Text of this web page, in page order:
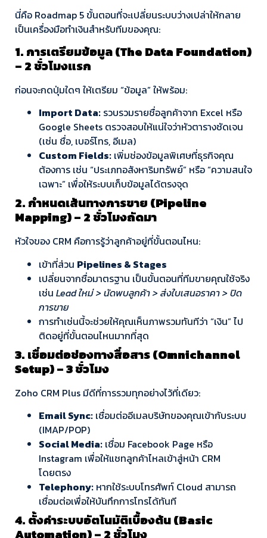
นี่คือ Roadmap 5 ขั้นตอนที่จะเปลี่ยนระบบว่างเปล่าให้กลาย
เป็นเครื่องมือทำเงินสำหรับทีมของคุณ:
1. การเตรียมข้อมูล (The Data Foundation)
– 2 ชั่วโมงแรก
ก่อนจะกดปุ่มใดๆ ให้เตรียม “ข้อมูล” ให้พร้อม:
Import Data: รวบรวมรายชื่อลูกค้าจาก Excel หรือ
Google Sheets ตรวจสอบให้แน่ใจว่าหัวตารางชัดเจน
(เช่น ชื่อ, เบอร์โทร, อีเมล)
Custom Fields: เพิ่มช่องข้อมูลพิเศษที่ธุรกิจคุณ
ต้องการ เช่น “ประเภทอสังหาริมทรัพย์” หรือ “ความสนใจ
เฉพาะ” เพื่อให้ระบบเก็บข้อมูลได้ตรงจุด
2. กำหนดเส้นทางการขาย (Pipeline
Mapping) – 2 ชั่วโมงถัดมา
หัวใจของ CRM คือการรู้ว่าลูกค้าอยู่ที่ขั้นตอนไหน:
เข้าที่ส่วน Pipelines & Stages
เปลี่ยนจากชื่อมาตรฐาน เป็นขั้นตอนที่ทีมขายคุณใช้จริง
เช่น Lead ใหม่ > นัดพบลูกค้า > ส่งใบเสนอราคา > ปิด
การขาย
การทำเช่นนี้จะช่วยให้คุณเห็นภาพรวมทันทีว่า “เงิน” ไป
ติดอยู่ที่ขั้นตอนไหนมากที่สุด
3. เชื่อมต่อช่องทางสื่อสาร (Omnichannel
Setup) – 3 ชั่วโมง
Zoho CRM Plus มีดีที่การรวมทุกอย่างไว้ที่เดียว:
Email Sync: เชื่อมต่ออีเมลบริษัทของคุณเข้ากับระบบ
(IMAP/POP)
Social Media: เชื่อม Facebook Page หรือ
Instagram เพื่อให้แชทลูกค้าไหลเข้าสู่หน้า CRM
โดยตรง
Telephony: หากใช้ระบบโทรศัพท์ Cloud สามารถ
เชื่อมต่อเพื่อให้บันทึกการโทรได้ทันที
4. ตั้งค่าระบบอัตโนมัติเบื้องต้น (Basic